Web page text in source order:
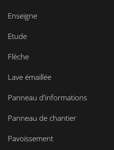
Enseigne
Etude
Flèche
Lave émaillée
Panneau d'informations
Panneau de chantier
Pavoissement